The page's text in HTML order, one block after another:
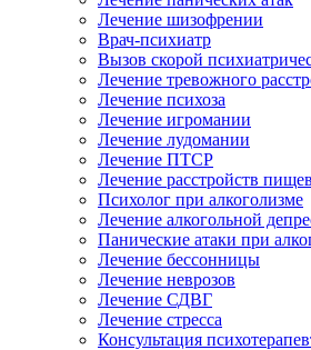
Лечение шизофрении
Врач-психиатр
Вызов скорой
Лечение тревожного
Лечение психоза
Лечение игромании
Лечение лудомании
Лечение ПТСР
Лечение расстройств
Психолог при алкоголизме
Лечение алкогольной
Панические атаки при
Лечение бессонницы
Лечение неврозов
Лечение СДВГ
Лечение стресса
Консультация